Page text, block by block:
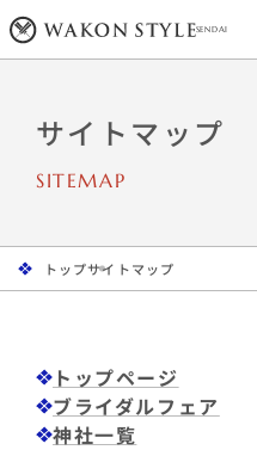
SENDAI
サイトマップ
SITEMAP
トップサイトマップ
トップページ
ブライダルフェア
神社一覧